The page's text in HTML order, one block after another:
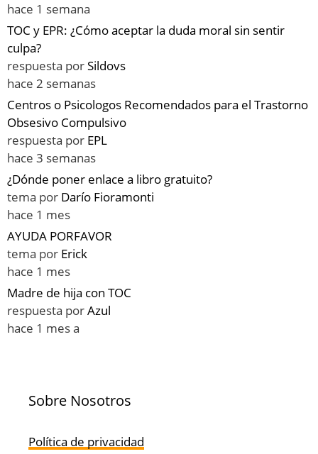
hace 1 semana
TOC y EPR: ¿Cómo aceptar la duda moral sin sentir
culpa?
respuesta porSildovs
hace 2 semanas
Centros o Psicologos Recomendados para el Trastorno
Obsesivo Compulsivo
respuesta por EPL
hace 3 semanas
¿Dónde poner enlace a libro gratuito?
tema por Darío Fioramonti
hace 1 mes
AYUDA PORFAVOR
tema por Erick
hace 1 mes
Madre de hija con TOC
respuesta porAzul
hace 1 mes a
Sobre Nosotros
Política de privacidad